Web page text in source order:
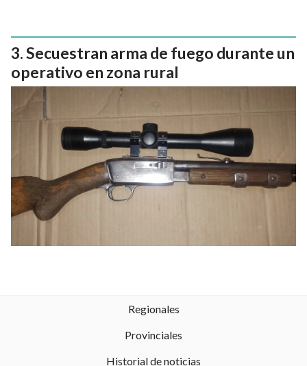
Secuestran arma de fuego durante un
operativo en zona rural
Regionales
Provinciales
Historial de noticias